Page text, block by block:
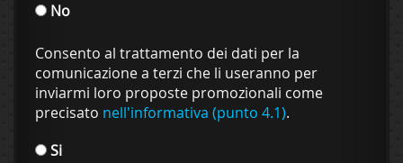
No
Consento al trattamento dei dati per la
comunicazione a terzi che li useranno per
inviarmi loro proposte promozionali come
precisato nell'informativa (punto 4.1).
Si